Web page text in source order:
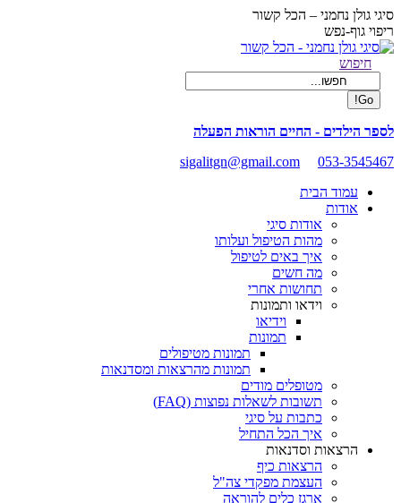
Skip
to
content
סיגי גולן נחמני – הכל קשור
ריפוי גוף-נפש
Facebook
opens
new
window
Search:
חיפוש
לספר הילדים - החיים הוראות הפעלה
sigalitgn@gmail.com
053-3545467
עמוד הבית
אודות
אודות סיגי
מהות הטיפול ועלותו
איך באים לטיפול
מה חשים
תחושות אחרי
וידאו ותמונות
וידיאו
תמונות
תמונות מטיפולים
תמונות מהרצאות ומסדנאות
מטופלים מודים
תשובות לשאלות נפוצות (FAQ)
כתבות על סיגי
איך הכל התחיל
הרצאות וסדנאות
הרצאות כיף
העצמת מפקדי צה"ל
ארגז כלים להוראה